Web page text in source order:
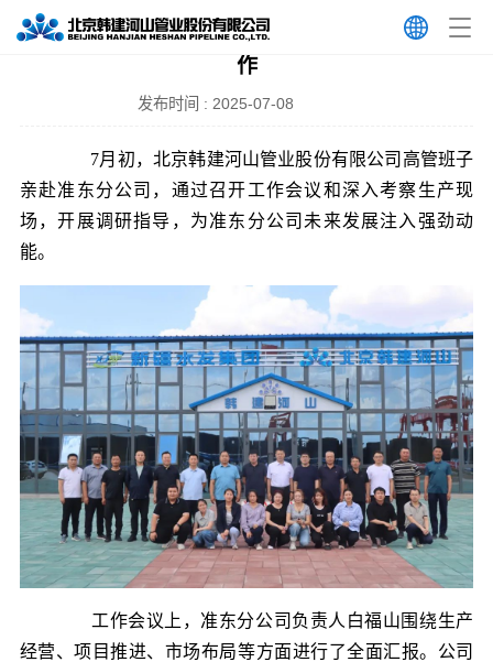
韩建河山高管班子赴准东分公司开展调研指导工
作
发布时间 : 2025-07-08
7月初，北京韩建河山管业股份有限公司高管班子
亲赴准东分公司，通过召开工作会议和深入考察生产现
场，开展调研指导，为准东分公司未来发展注入强劲动
能。
工作会议上，准东分公司负责人白福山围绕生产
经营、项目推进、市场布局等方面进行了全面汇报。公司